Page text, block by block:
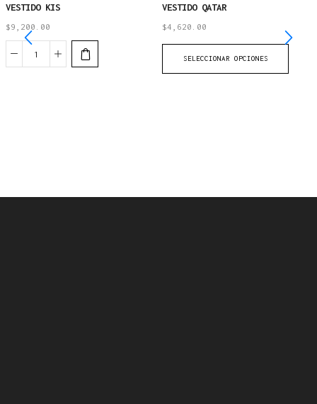
VESTIDO KIS
$9,200.00
VESTIDO QATAR
$4,620.00
SELECCIONAR OPCIONES